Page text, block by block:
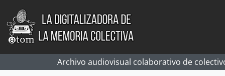
Skip to main content
Archivo audiovisual colaborativo de